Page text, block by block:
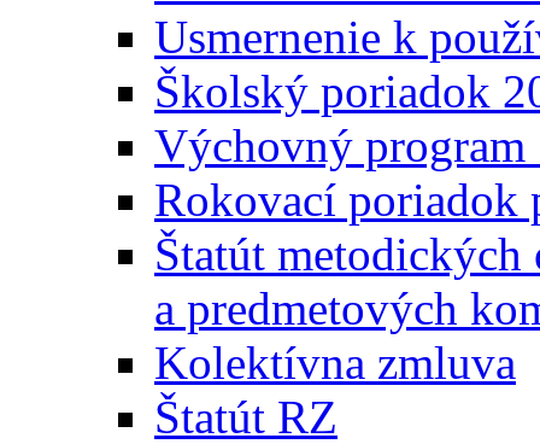
Usmernenie k
Školský poriadok
Výchovný
Rokovací poriadok
Štatút
a predmetových
Kolektívna zmluva
Štatút RZ